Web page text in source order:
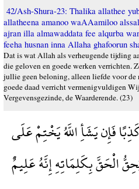
42/Ash-Shura-23: Thalika allathee
allatheena amanoo waAAamiloo
ajran illa almawaddata fee alqurba
feeha husnan inna Allaha ghafoorun
Dat is wat Allah als verheugende tijding
die geloven en goede werken verrichten.
jullie geen beloning, alleen liefde voor de
goede daad verricht vermenigvuldigen
Vergevensgezinde, de Waarderende. (23)
فَإِن يَشَأِ اللَّهُ يَخْتِمْ عَلَى
الْحَقَّ بِكَلِمَاتِهِ إِنَّهُ عَلِيمٌ